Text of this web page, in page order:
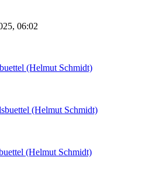
06:02
(Helmut Schmidt)
(Helmut Schmidt)
(Helmut Schmidt)